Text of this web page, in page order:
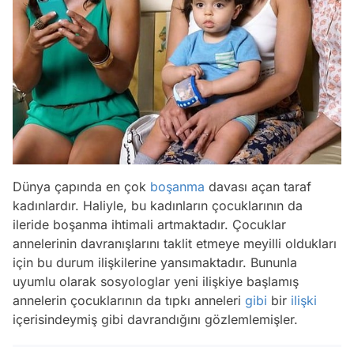
Dünya çapında en çok boşanma davası açan taraf
kadınlardır. Haliyle, bu kadınların çocuklarının da
ileride boşanma ihtimali artmaktadır. Çocuklar
annelerinin davranışlarını taklit etmeye meyilli oldukları
için bu durum ilişkilerine yansımaktadır. Bununla
uyumlu olarak sosyologlar yeni ilişkiye başlamış
annelerin çocuklarının da tıpkı anneleri gibi bir ilişki
içerisindeymiş gibi davrandığını gözlemlemişler.